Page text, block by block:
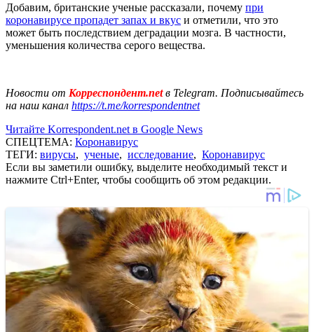
Добавим, британские ученые рассказали, почему при
коронавирусе пропадет запах и вкус и отметили, что это
может быть последствием деградации мозга. В частности,
уменьшения количества серого вещества.
Новости от Корреспондент.netв Telegram. Подписывайтесь
на наш канал https://t.me/korrespondentnet
Читайте Korrespondent.net в Google News
СПЕЦТЕМА: Коронавирус
ТЕГИ: вирусы, ученые, исследование, Коронавирус
Если вы заметили ошибку, выделите необходимый текст и
нажмите Ctrl+Enter, чтобы сообщить об этом редакции.